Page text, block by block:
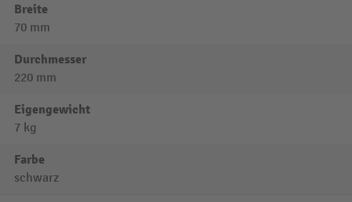
Breite
70 mm
Durchmesser
220 mm
Eigengewicht
7 kg
Farbe
schwarz